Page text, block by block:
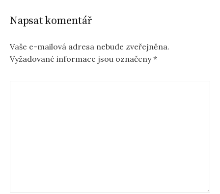
Napsat komentář
Vaše e-mailová adresa nebude zveřejněna.
Vyžadované informace jsou označeny*